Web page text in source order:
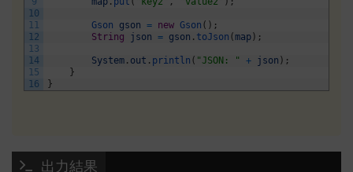
10
11
12
13
14
15
16
Gson gson = new Gson ( ) ;
String
json = gson . toJson (map) ;
System . out . println ( "JSON: " + json ) ;
}
}
出力結果